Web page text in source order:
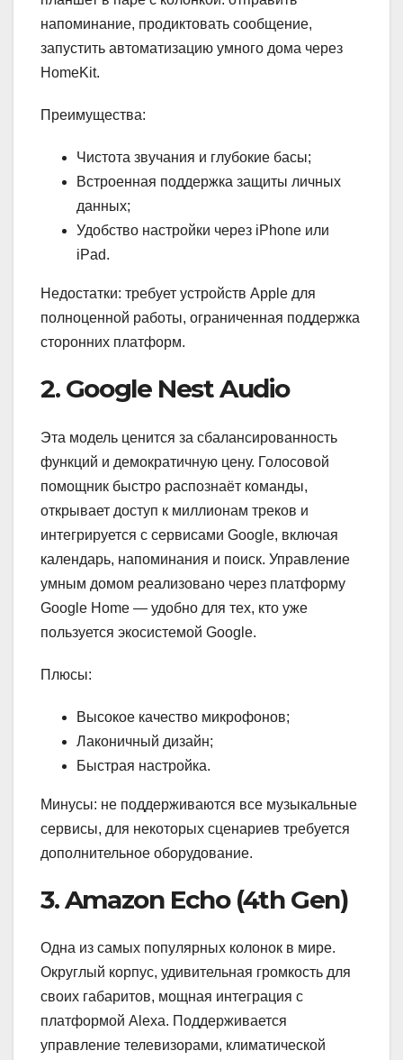
напоминание, продиктовать сообщение,
запустить автоматизацию умного дома через
HomeKit.
Преимущества:
Чистота звучания и глубокие басы;
Встроенная поддержка защиты личных
данных;
Удобство настройки через iPhone или
iPad.
Недостатки: требует устройств Apple для
полноценной работы, ограниченная поддержка
сторонних платформ.
2. Google Nest Audio
Эта модель ценится за сбалансированность
функций и демократичную цену. Голосовой
помощник быстро распознаёт команды,
открывает доступ к миллионам треков и
интегрируется с сервисами Google, включая
календарь, напоминания и поиск. Управление
умным домом реализовано через платформу
Google Home — удобно для тех, кто уже
пользуется экосистемой Google.
Плюсы:
Высокое качество микрофонов;
Лаконичный дизайн;
Быстрая настройка.
Минусы: не поддерживаются все музыкальные
сервисы, для некоторых сценариев требуется
дополнительное оборудование.
3. Amazon Echo (4th Gen)
Одна из самых популярных колонок в мире.
Округлый корпус, удивительная громкость для
своих габаритов, мощная интеграция с
платформой Alexa. Поддерживается
управление телевизорами, климатической